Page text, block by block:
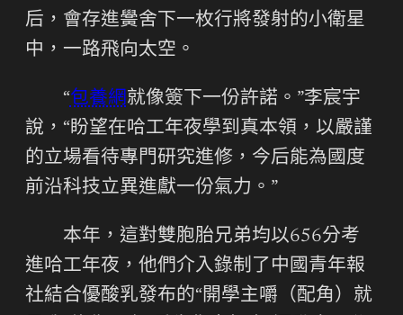
后，會存進黌舍下一枚行將發射的小衛星
中，一路飛向太空。
“包養網就像簽下一份許諾。”李宸宇
說，“盼望在哈工年夜學到真本領，以嚴謹
的立場看待專門研究進修，今后能為國度
前沿科技立異進獻一份氣力。”
本年，這對雙胞胎兄弟均以656分考
進哈工年夜，他們介入錄制了中國青年報
社結合優酸乳發布的“開學主嚼（配角）就